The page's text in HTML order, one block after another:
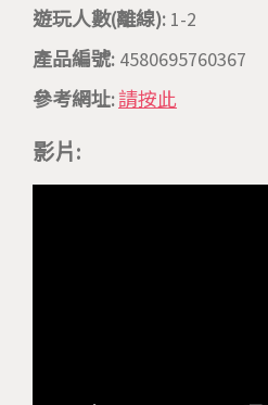
遊玩人數(離線): 1-2
產品編號: 4580695760367
參考網址:請按此
影片: